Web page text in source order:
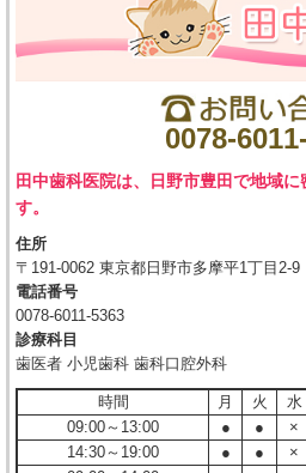
0078-
田中歯科医院は、日野市豊田で地域
す。
住所
〒191-0062 東京都日野市多摩平1丁目2-9
電話番号
0078-6011-5363
診療科目
歯医者 小児歯科 歯科口腔外科
時間 月 火 水
09:00～13:00
● ● ×
14:30～19:00
● ● ×